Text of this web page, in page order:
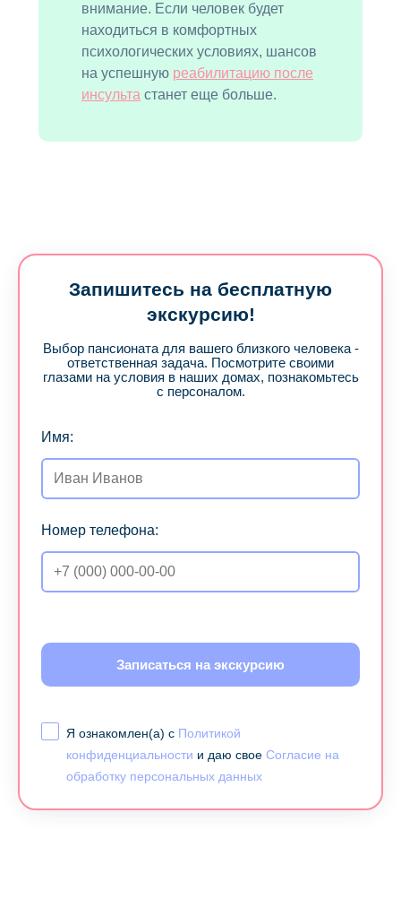
внимание. Если человек будет
находиться в комфортных
психологических условиях, шансов
на успешную реабилитацию после
инсульта станет еще больше.
Запишитесь на бесплатную
экскурсию!
Выбор пансионата для вашего близкого человека -
ответственная задача. Посмотрите своими
глазами на условия в наших домах, познакомьтесь
с персоналом.
Имя:
Номер телефона:
Записаться на экскурсию
Я ознакомлен(а) с Политикой
конфиденциальности и даю свое Согласие на
обработку персональных данных